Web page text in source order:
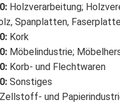
: Holzverarbeitung;
Spanplatten,
: Kork
: Möbelindustrie;
: Korb- und Flechtwaren
: Sonstiges
und